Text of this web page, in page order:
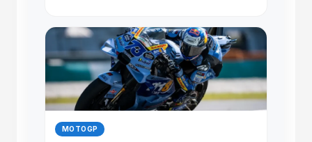
MOTOGP